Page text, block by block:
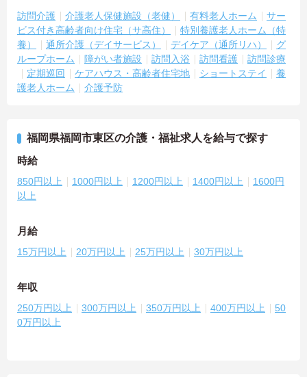
訪問介護 介護老人保健施設（老健） 有料老人ホーム
サー
ビス付き高齢者向け住宅（サ高住）
特別養護老人ホーム（特
養）
通所介護（デイサービス） デイケア（通所リハ）
グ
ループホーム
障がい者施設 訪問入浴 訪問看護
訪問診療
定期巡回
ケアハウス・高齢者住宅地 ショートステイ
養
護老人ホーム
介護予防
福岡県福岡市東区の介護・福祉求人を給与で探す
時給
850円以上 1000円以上 1200円以上 1400円以上
1600円
以上
月給
15万円以上 20万円以上 25万円以上 30万円以上
年収
250万円以上 300万円以上 350万円以上 400万円以上
50
0万円以上